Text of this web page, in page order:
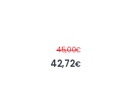
45,00€Before
42,72€